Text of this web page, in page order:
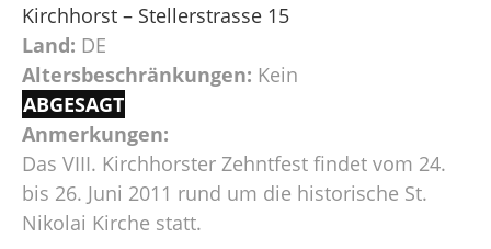
Kirchhorst – Stellerstrasse 15
Land: DE
Altersbeschränkungen: Kein
ABGESAGT
Anmerkungen:
Das VIII. Kirchhorster Zehntfest findet vom 24.
bis 26. Juni 2011 rund um die historische St.
Nikolai Kirche statt.